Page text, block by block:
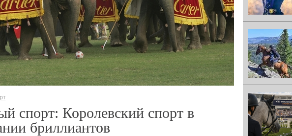
спорт: Королевский спорт в
бриллиантов